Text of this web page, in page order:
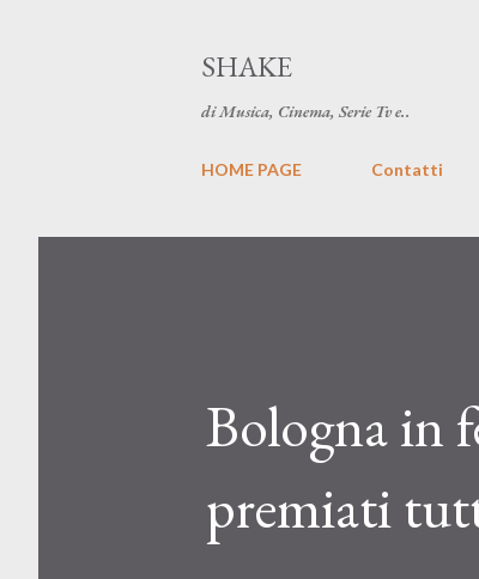
SHAKE
di Musica, Cinema, Serie Tv e..
HOME PAGE Contatti
Bologna in
premiati